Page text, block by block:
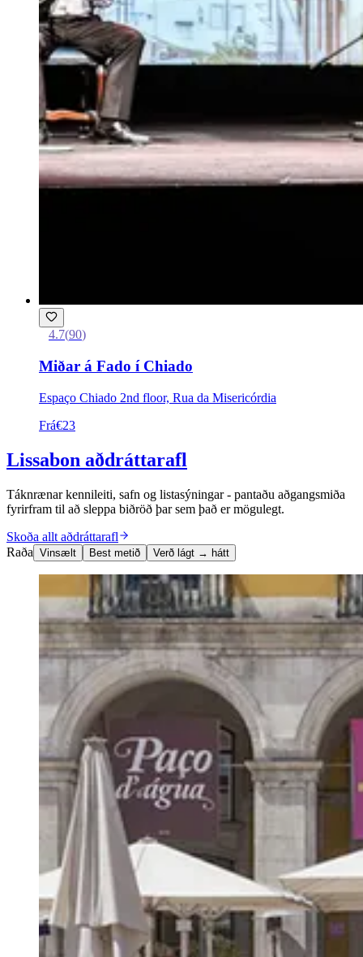
4.7(90)
Miðar á Fado í Chiado
Espaço Chiado 2nd floor, Rua da Misericórdia
Frá€23
Lissabon aðdráttarafl
Táknrænar kennileiti, safn og listasýningar - pantaðu aðgangsmiða
fyrirfram til að sleppa biðröð þar sem það er mögulegt.
Skoða allt aðdráttarafl
Raða Vinsælt Best metið Verð lágt → hátt